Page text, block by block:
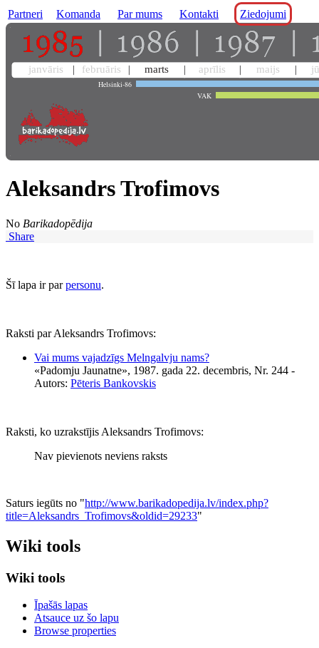
Partneri Komanda Par mums Kontakti Ziedojumi
janvāris februāris marts aprīlis maijs
Helsinki-86
VAK
Aleksandrs Trofimovs
No Barikadopēdija
Share
Šī lapa ir parpersonu.
Raksti par Aleksandrs Trofimovs:
Vai mums vajadzīgs Melngalvju nams?
«Padomju Jaunatne», 1987. gada 22. decembris, Nr. 244 -
Autors: Pēteris Bankovskis
Raksti, ko uzrakstījis Aleksandrs Trofimovs:
Nav pievienots neviens raksts
Saturs iegūts no "http://www.barikadopedija.lv/index.php?
title=Aleksandrs_Trofimovs&oldid=29233"
Wiki tools
Wiki tools
Īpašās lapas
Atsauce uz šo lapu
Browse properties